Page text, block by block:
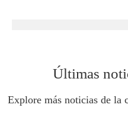
Últimas
Explore más noticias de la